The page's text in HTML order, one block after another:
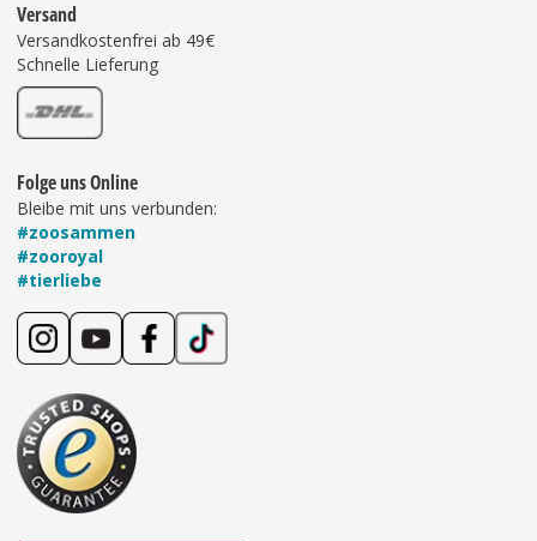
Versand
Versandkostenfrei ab 49€
Schnelle Lieferung
Folge uns Online
Bleibe mit uns verbunden:
#zoosammen
#zooroyal
#tierliebe